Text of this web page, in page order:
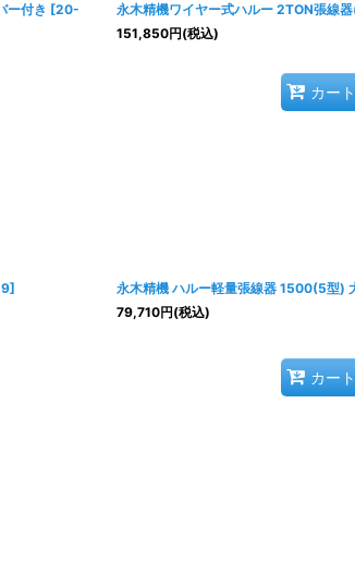
ー付き [20-
永木精機ワイヤー式ハルー 2TON張線
151,850円(税込)
カー
]
永木精機 ハルー軽量張線器 1500(5型)
79,710円(税込)
カー